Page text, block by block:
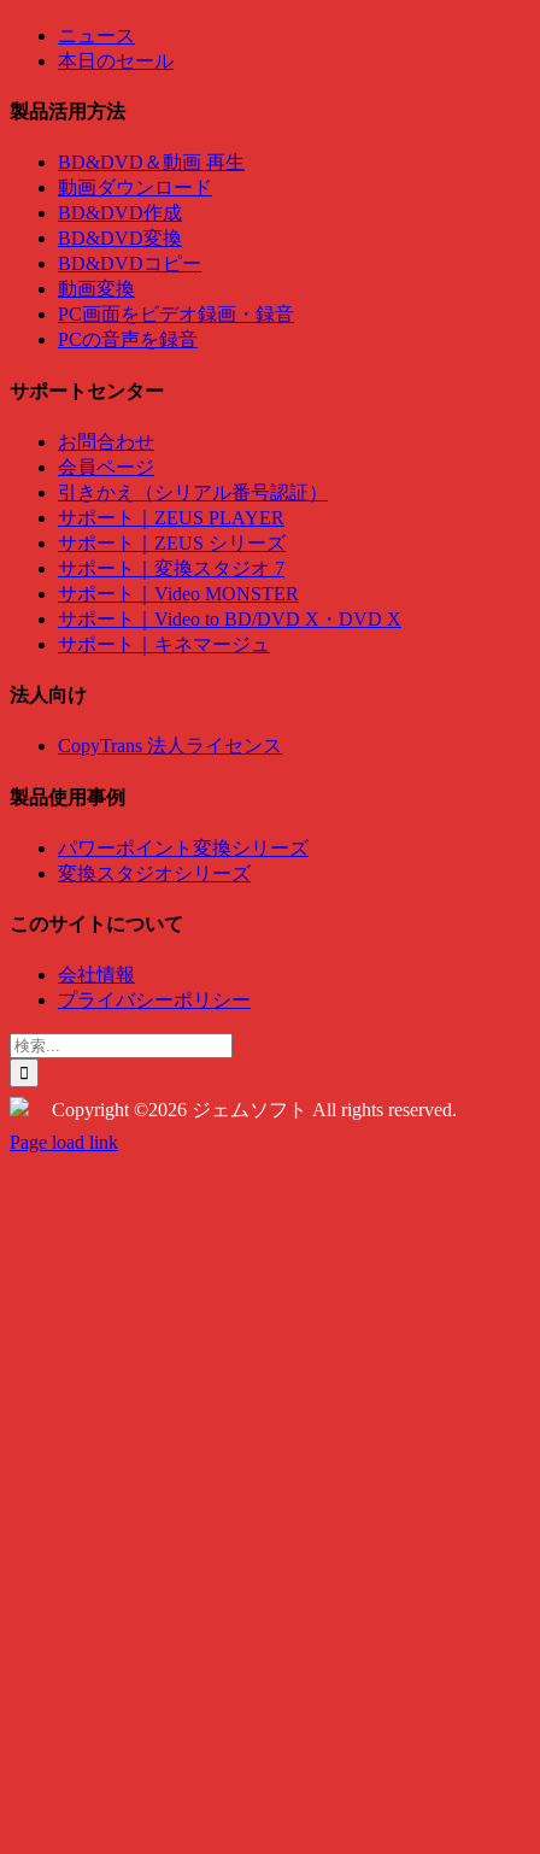
ニュース
本日のセール
製品活用方法
BD&DVD＆動画 再生
動画ダウンロード
BD&DVD作成
BD&DVD変換
BD&DVDコピー
動画変換
PC画面をビデオ録画・録音
PCの音声を録音
サポートセンター
お問合わせ
会員ページ
引きかえ（シリアル番号認証）
サポート｜ZEUS PLAYER
サポート｜ZEUS シリーズ
サポート｜変換スタジオ 7
サポート｜Video MONSTER
サポート｜Video to BD/DVD X・DVD X
サポート｜キネマージュ
法人向け
CopyTrans 法人ライセンス
製品使用事例
パワーポイント変換シリーズ
変換スタジオシリーズ
このサイトについて
会社情報
プライバシーポリシー
検
索
…
Copyright ©2026 ジェムソフト All rights reserved.
Twitter
Instagram
Facebook
Page load link